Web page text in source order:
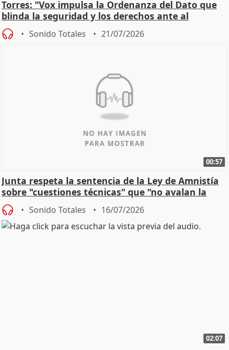
Torres: "Vox impulsa la Ordenanza del Dato que
blinda la seguridad y los derechos ante al
control"
Sonido Totales 21/07/2026
00:57
Junta respeta la sentencia de la Ley de Amnistía
sobre "cuestiones técnicas" que "no avalan la
const
Sonido Totales 16/07/2026
02:07